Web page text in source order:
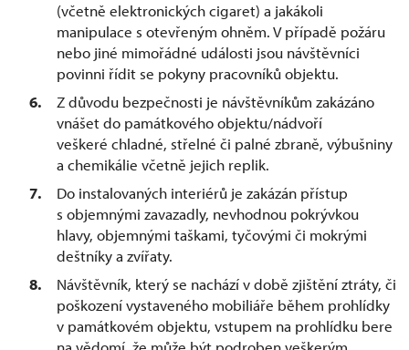
(včetně elektronických cigaret) a jakákoli
manipulace s otevřeným ohněm. V případě požáru
nebo jiné mimořádné události jsou návštěvníci
povinni řídit se pokyny pracovníků objektu.
Z důvodu bezpečnosti je návštěvníkům zakázáno
vnášet do památkového objektu/nádvoří
veškeré chladné, střelné či palné zbraně, výbušniny
a chemikálie včetně jejich replik.
Do instalovaných interiérů je zakázán přístup
s objemnými zavazadly, nevhodnou pokrývkou
hlavy, objemnými taškami, tyčovými či mokrými
deštníky a zvířaty.
Návštěvník, který se nachází v době zjištění ztráty, či
poškození vystaveného mobiliáře během prohlídky
v památkovém objektu, vstupem na prohlídku bere